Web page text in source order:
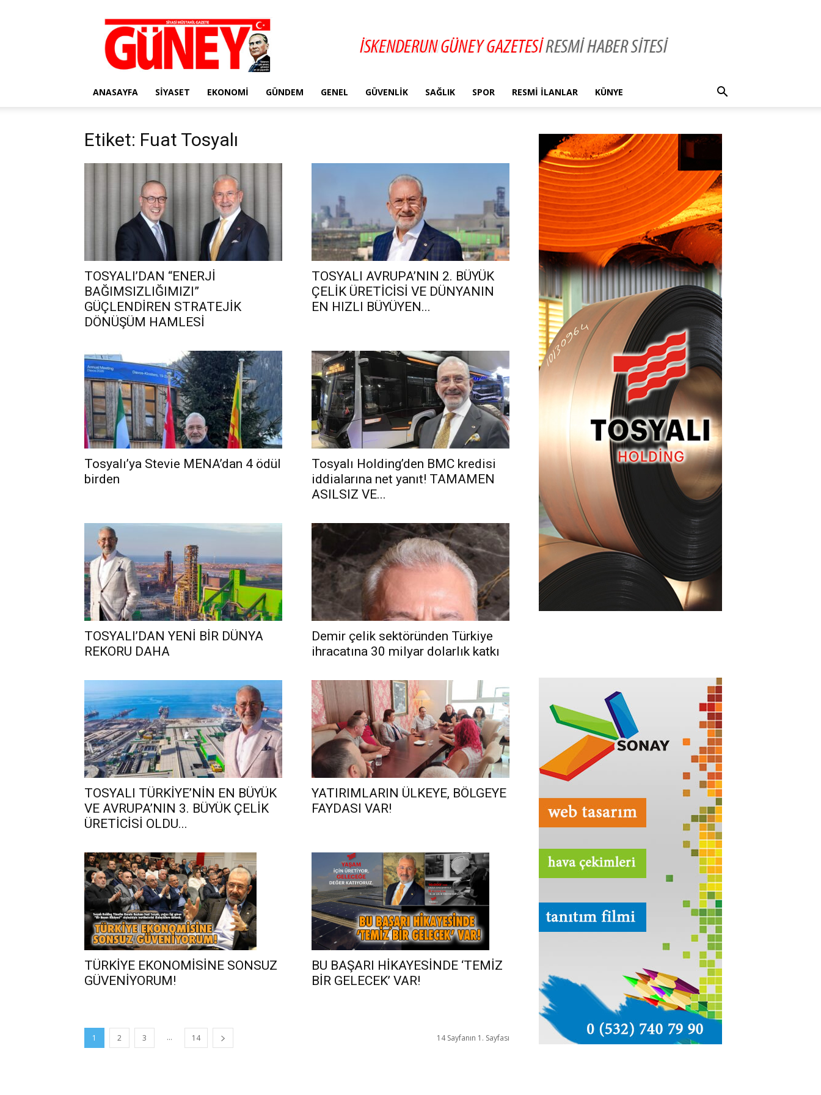
Gazete
Güney
ANASAYFA SIYASET EKONOMI GÜNDEM GENEL GÜVENLIK SAĞLIK SPOR RESMI İLANLAR KÜNYE
Etiket: Fuat Tosyalı
TOSYALI’DAN “ENERJİ
BAĞIMSIZLIĞIMIZI”
GÜÇLENDİREN STRATEJİK
DÖNÜŞÜM HAMLESİ
TOSYALI AVRUPA’NIN 2. BÜYÜK
ÇELİK ÜRETİCİSİ VE DÜNYANIN
EN HIZLI BÜYÜYEN...
Tosyalı’ya Stevie MENA’dan 4 ödül
birden
Tosyalı Holding’den BMC kredisi
iddialarına net yanıt! TAMAMEN
ASILSIZ VE...
TOSYALI’DAN YENİ BİR DÜNYA
REKORU DAHA
Demir çelik sektöründen Türkiye
ihracatına 30 milyar dolarlık katkı
TOSYALI TÜRKİYE’NİN EN BÜYÜK
VE AVRUPA’NIN 3. BÜYÜK ÇELİK
ÜRETİCİSİ OLDU...
YATIRIMLARIN ÜLKEYE, BÖLGEYE
FAYDASI VAR!
TÜRKİYE EKONOMİSİNE SONSUZ
GÜVENİYORUM!
BU BAŞARI HİKAYESİNDE ‘TEMİZ
BİR GELECEK’ VAR!
1 2 3 ... 14 14 Sayfanın 1. Sayfası